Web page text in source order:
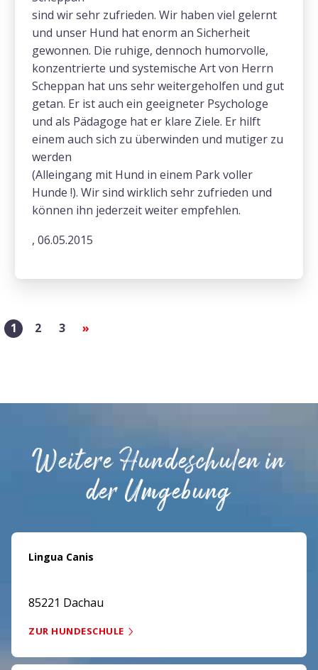
sind wir sehr zufrieden. Wir haben viel gelernt
und unser Hund hat enorm an Sicherheit
gewonnen. Die ruhige, dennoch humorvolle,
konzentrierte und systemische Art von Herrn
Scheppan hat uns sehr weitergeholfen und gut
getan. Er ist auch ein geeigneter Psychologe
und als Pädagoge hat er klare Ziele. Er hilft
einem auch sich zu überwinden und mutiger zu
werden
(Alleingang mit Hund in einem Park voller
Hunde !). Wir sind wirklich sehr zufrieden und
können ihn jederzeit weiter empfehlen.
, 06.05.2015
1 2 3 »
Weitere Hundeschulen in
der Umgebung
Lingua Canis
85221 Dachau
ZUR HUNDESCHULE